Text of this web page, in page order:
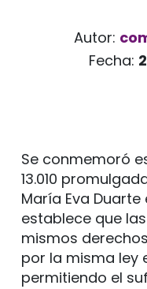
Autor:
Fecha:
Se conmemoró
13.010
María Eva Duarte
establece que
mismos
por la misma ley
permitiendo el